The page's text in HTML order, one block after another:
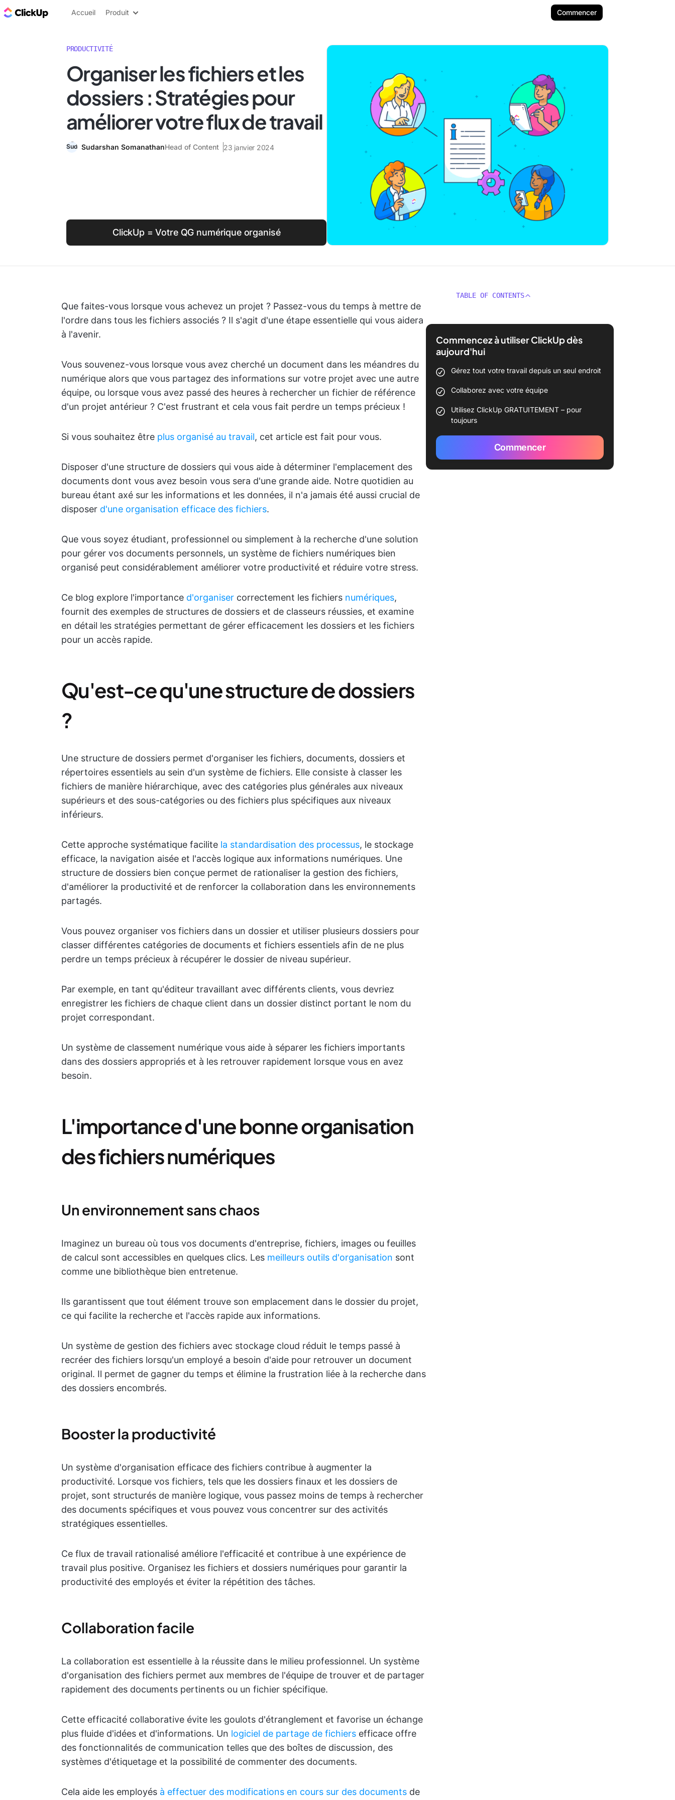
ClickUp Blog
Accueil Produit Commencer
PRODUCTIVITÉ
Organiser les fichiers et les
dossiers : Stratégies pour
améliorer votre flux de travail
Sudarshan SomanathanHead of Content 23 janvier 2024
ClickUp = Votre QG numérique organisé
Que faites-vous lorsque vous achevez un projet ? Passez-vous du temps à mettre de
l'ordre dans tous les fichiers associés ? Il s'agit d'une étape essentielle qui vous aidera
à l'avenir.
Vous souvenez-vous lorsque vous avez cherché un document dans les méandres du
numérique alors que vous partagez des informations sur votre projet avec une autre
équipe, ou lorsque vous avez passé des heures à rechercher un fichier de référence
d'un projet antérieur ? C'est frustrant et cela vous fait perdre un temps précieux !
Si vous souhaitez être plus organisé au travail, cet article est fait pour vous.
Disposer d'une structure de dossiers qui vous aide à déterminer l'emplacement des
documents dont vous avez besoin vous sera d'une grande aide. Notre quotidien au
bureau étant axé sur les informations et les données, il n'a jamais été aussi crucial de
disposer d'une organisation efficace des fichiers.
Que vous soyez étudiant, professionnel ou simplement à la recherche d'une solution
pour gérer vos documents personnels, un système de fichiers numériques bien
organisé peut considérablement améliorer votre productivité et réduire votre stress.
Ce blog explore l'importance d'organiser correctement les fichiers numériques,
fournit des exemples de structures de dossiers et de classeurs réussies, et examine
en détail les stratégies permettant de gérer efficacement les dossiers et les fichiers
pour un accès rapide.
Qu'est-ce qu'une structure de dossiers
?
Une structure de dossiers permet d'organiser les fichiers, documents, dossiers et
répertoires essentiels au sein d'un système de fichiers. Elle consiste à classer les
fichiers de manière hiérarchique, avec des catégories plus générales aux niveaux
supérieurs et des sous-catégories ou des fichiers plus spécifiques aux niveaux
inférieurs.
Cette approche systématique facilite la standardisation des processus, le stockage
efficace, la navigation aisée et l'accès logique aux informations numériques. Une
structure de dossiers bien conçue permet de rationaliser la gestion des fichiers,
d'améliorer la productivité et de renforcer la collaboration dans les environnements
partagés.
Vous pouvez organiser vos fichiers dans un dossier et utiliser plusieurs dossiers pour
classer différentes catégories de documents et fichiers essentiels afin de ne plus
perdre un temps précieux à récupérer le dossier de niveau supérieur.
Par exemple, en tant qu'éditeur travaillant avec différents clients, vous devriez
enregistrer les fichiers de chaque client dans un dossier distinct portant le nom du
projet correspondant.
Un système de classement numérique vous aide à séparer les fichiers importants
dans des dossiers appropriés et à les retrouver rapidement lorsque vous en avez
besoin.
L'importance d'une bonne organisation
des fichiers numériques
Un environnement sans chaos
Imaginez un bureau où tous vos documents d'entreprise, fichiers, images ou feuilles
de calcul sont accessibles en quelques clics. Les meilleurs outils d'organisation sont
comme une bibliothèque bien entretenue.
Ils garantissent que tout élément trouve son emplacement dans le dossier du projet,
ce qui facilite la recherche et l'accès rapide aux informations.
Un système de gestion des fichiers avec stockage cloud réduit le temps passé à
recréer des fichiers lorsqu'un employé a besoin d'aide pour retrouver un document
original. Il permet de gagner du temps et élimine la frustration liée à la recherche dans
des dossiers encombrés.
Booster la productivité
Un système d'organisation efficace des fichiers contribue à augmenter la
productivité. Lorsque vos fichiers, tels que les dossiers finaux et les dossiers de
projet, sont structurés de manière logique, vous passez moins de temps à rechercher
des documents spécifiques et vous pouvez vous concentrer sur des activités
stratégiques essentielles.
Ce flux de travail rationalisé améliore l'efficacité et contribue à une expérience de
travail plus positive. Organisez les fichiers et dossiers numériques pour garantir la
productivité des employés et éviter la répétition des tâches.
Collaboration facile
La collaboration est essentielle à la réussite dans le milieu professionnel. Un système
d'organisation des fichiers permet aux membres de l'équipe de trouver et de partager
rapidement des documents pertinents ou un fichier spécifique.
Cette efficacité collaborative évite les goulots d'étranglement et favorise un échange
plus fluide d'idées et d'informations. Un logiciel de partage de fichiers efficace offre
des fonctionnalités de communication telles que des boîtes de discussion, des
systèmes d'étiquetage et la possibilité de commenter des documents.
Cela aide les employés à effectuer des modifications en cours sur des documents de
TABLE OF CONTENTS
Commencez à utiliser ClickUp dès
aujourd'hui
Gérez tout votre travail depuis un seul endroit
Collaborez avec votre équipe
Utilisez ClickUp GRATUITEMENT – pour
toujours
Commencer